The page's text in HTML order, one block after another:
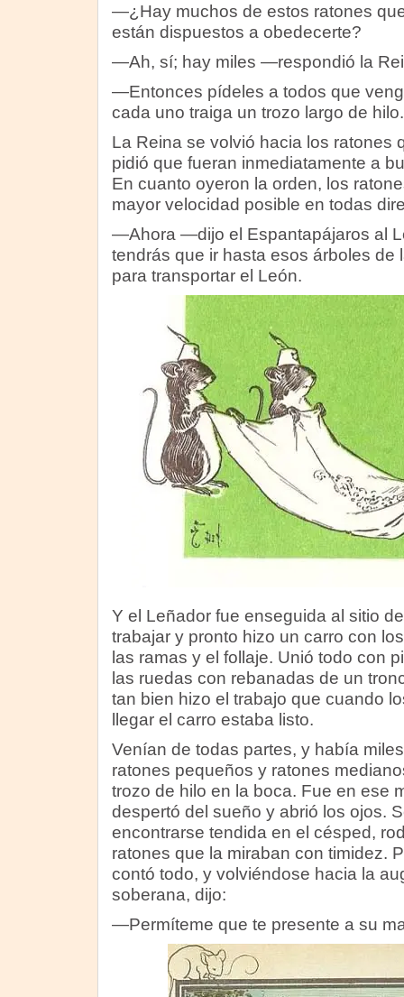
—¿Hay muchos de estos ratones
están dispuestos a obedecerte?
—Ah, sí; hay miles —respondió la
—Entonces pídeles a todos que
cada uno traiga un trozo largo de hilo.
La Reina se volvió hacia los ratones
pidió que fueran inmediatamente a
En cuanto oyeron la orden, los
mayor velocidad posible en todas
—Ahora —dijo el Espantapájaros al
tendrás que ir hasta esos árboles de
para transportar el León.
Y el Leñador fue enseguida al sitio
trabajar y pronto hizo un carro con
las ramas y el follaje. Unió todo con
las ruedas con rebanadas de un
tan bien hizo el trabajo que cuando
llegar el carro estaba listo.
Venían de todas partes, y había
ratones pequeños y ratones
trozo de hilo en la boca. Fue en ese
despertó del sueño y abrió los ojos.
encontrarse tendida en el césped,
ratones que la miraban con timidez.
contó todo, y volviéndose hacia la
soberana, dijo:
—Permíteme que te presente a su